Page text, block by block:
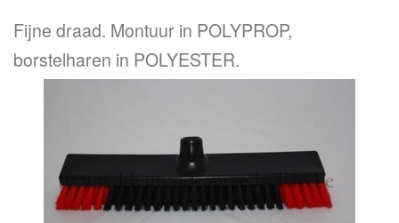
Fijne draad. Montuur in POLYPROP,
borstelharen in POLYESTER.